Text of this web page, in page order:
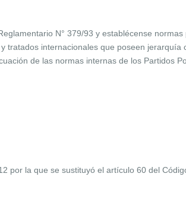
N° 379/93 y establécense
tratados internacionales que poseen
de las normas internas de los Partidos
por la que se sustituyó el artículo 60 del